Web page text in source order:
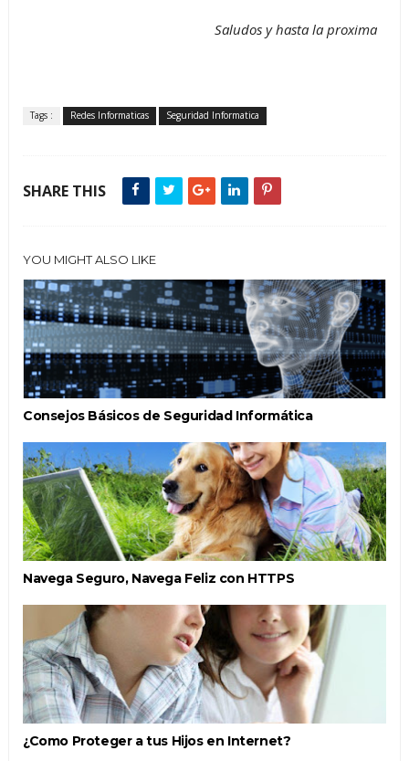
Saludos y hasta la proxima
Tags : Redes Informaticas Seguridad Informatica
SHARE THIS
YOU MIGHT ALSO LIKE
Consejos Básicos de Seguridad Informática
Navega Seguro, Navega Feliz con HTTPS
¿Como Proteger a tus Hijos en Internet?